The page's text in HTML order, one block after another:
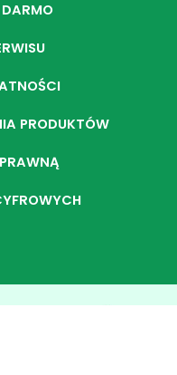
PRODUKTÓW